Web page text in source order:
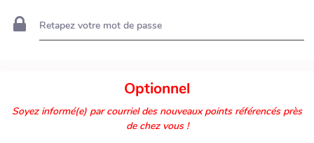
Retapez votre mot de passe
Optionnel
Soyez informé(e) par courriel des nouveaux points référencés près
de chez vous !